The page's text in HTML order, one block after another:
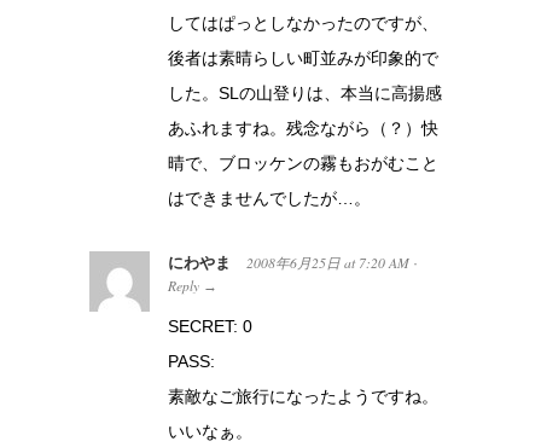
してはぱっとしなかったのですが、
後者は素晴らしい町並みが印象的で
した。SLの山登りは、本当に高揚感
あふれますね。残念ながら（？）快
晴で、ブロッケンの霧もおがむこと
はできませんでしたが…。
にわやま 2008年6月25日 at 7:20 AM ·
Reply →
SECRET: 0
PASS:
素敵なご旅行になったようですね。
いいなぁ。